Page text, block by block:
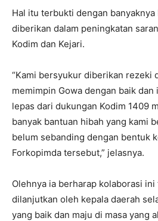
Hal itu terbukti dengan banyaknya
diberikan dalam peningkatan
Kodim dan Kejari.
“Kami bersyukur diberikan rezeki
memimpin Gowa dengan baik
lepas dari dukungan Kodim 1409
banyak bantuan hibah yang kami
belum sebanding dengan bentuk
Forkopimda tersebut,” jelasnya.
Olehnya ia berharap kolaborasi
dilanjutkan oleh kepala daerah
yang baik dan maju di masa yang